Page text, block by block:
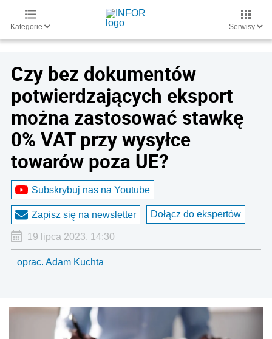
Kategorie Serwisy
Czy bez dokumentów
potwierdzających eksport
można zastosować stawkę
0% VAT przy wysyłce
towarów poza UE?
Subskrybuj nas na Youtube
Zapisz się na newsletter Dołącz do ekspertów
19 lipca 2023, 14:30
oprac. Adam Kuchta